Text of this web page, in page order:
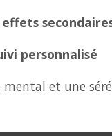
personnalisé
et une